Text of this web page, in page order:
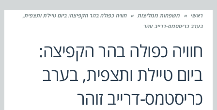
ראשי » משפחות ממליצות » חוויה כפולה בהר הקפיצה: ביום טיילת ותצפית,
בערב כריסטמס-דרייב זוהר
חוויה כפולה בהר הקפיצה:
ביום טיילת ותצפית, בערב
כריסטמס-דרייב זוהר